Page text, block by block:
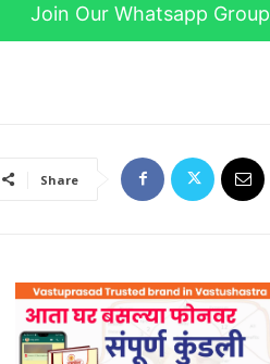
Join Our Whatsapp Group
Share